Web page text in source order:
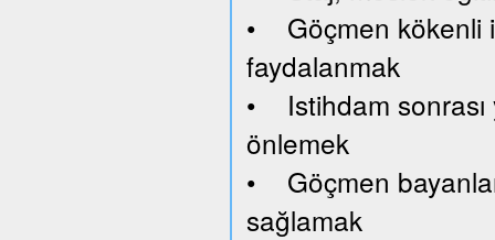
• Göçmen kökenli
faydalanmak
• Istihdam sonrası
önlemek
• Göçmen
sağlamak